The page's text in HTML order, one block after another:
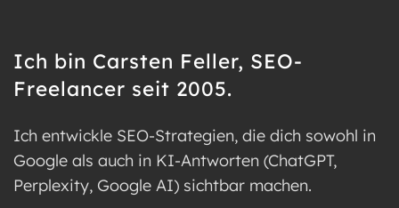
Ich bin Carsten Feller, SEO-
Freelancer seit 2005.
Ich entwickle SEO-Strategien, die dich sowohl in
Google als auch in KI-Antworten (ChatGPT,
Perplexity, Google AI) sichtbar machen.